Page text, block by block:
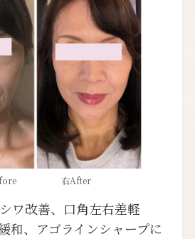
右After
ワ改善、口角左右差軽
和、アゴラインシャープに